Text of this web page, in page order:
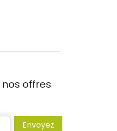
offres
Envoyez